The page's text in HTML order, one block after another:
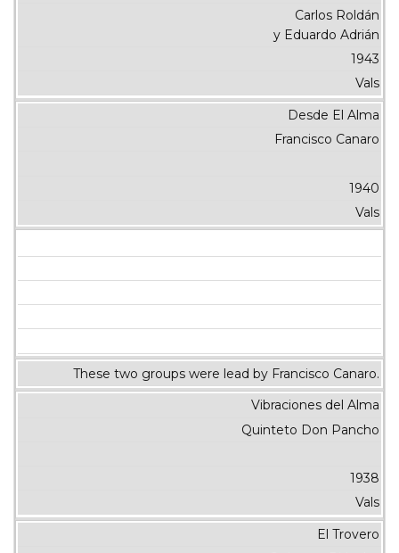
Carlos Roldán
y Eduardo Adrián
1943
Vals
Desde El Alma
Francisco Canaro
1940
Vals
These two groups were lead by Francisco Canaro.
Vibraciones del Alma
Quinteto Don Pancho
1938
Vals
El Trovero